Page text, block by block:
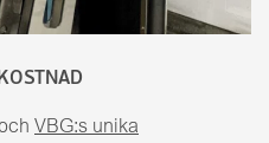
VBG:s unika